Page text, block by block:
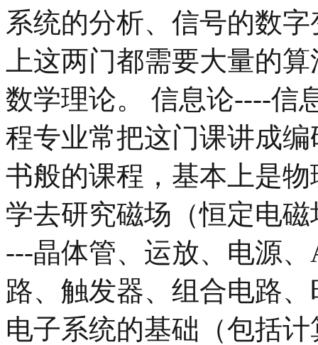
系统的分析、信号的数
上这两门都需要大量的
数学理论。 信息论----信
程专业常把这门课讲成
书般的课程，基本上是
学去研究磁场（恒定电
---晶体管、运放、电源
路、触发器、组合电路
电子系统的基础（包括